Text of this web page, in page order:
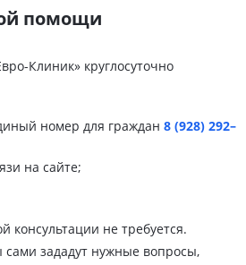
помощи
Клиник» круглосуточно
номер для граждан 8 (928) 292–
на сайте;
консультации не требуется.
зададут нужные вопросы,